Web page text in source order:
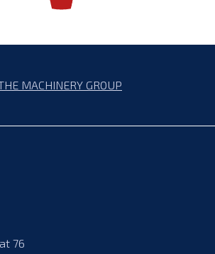
MACHINERY GROUP
76